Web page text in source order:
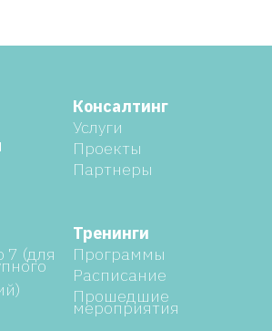
Консалтинг
Услуги
Проекты
Партнеры
7 (для
Тренинги
Программы
Расписание
Прошедшие
мероприятия